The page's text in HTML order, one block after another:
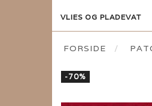
VLIES OG PLADEVAT
FORSIDE
-70%